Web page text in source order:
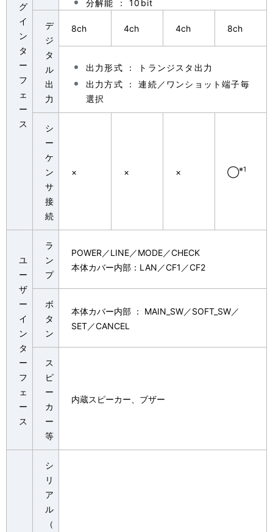
グ
イ
ン
タ
ー
フ
ェ
ー
ス
分解能 ： 10bit
デ
ジ
タ
ル
出
力
8ch 4ch 4ch 8ch
出力形式 ： トランジスタ出力
出力方式 ： 連続／ワンショット端子毎
選択
シ
ー
ケ
ン
サ
接
続
× × × ◯※1
ユ
ー
ザ
ー
イ
ン
タ
ー
フ
ェ
ー
ス
ラ
ン
プ
POWER／LINE／MODE／CHECK
本体カバー内部：LAN／CF1／CF2
ボ
タ
ン
本体カバー内部 ： MAIN_SW／SOFT_SW／
SET／CANCEL
ス
ピ
ー
カ
ー
等
内蔵スピーカー、ブザー
シ
リ
ア
ル
（